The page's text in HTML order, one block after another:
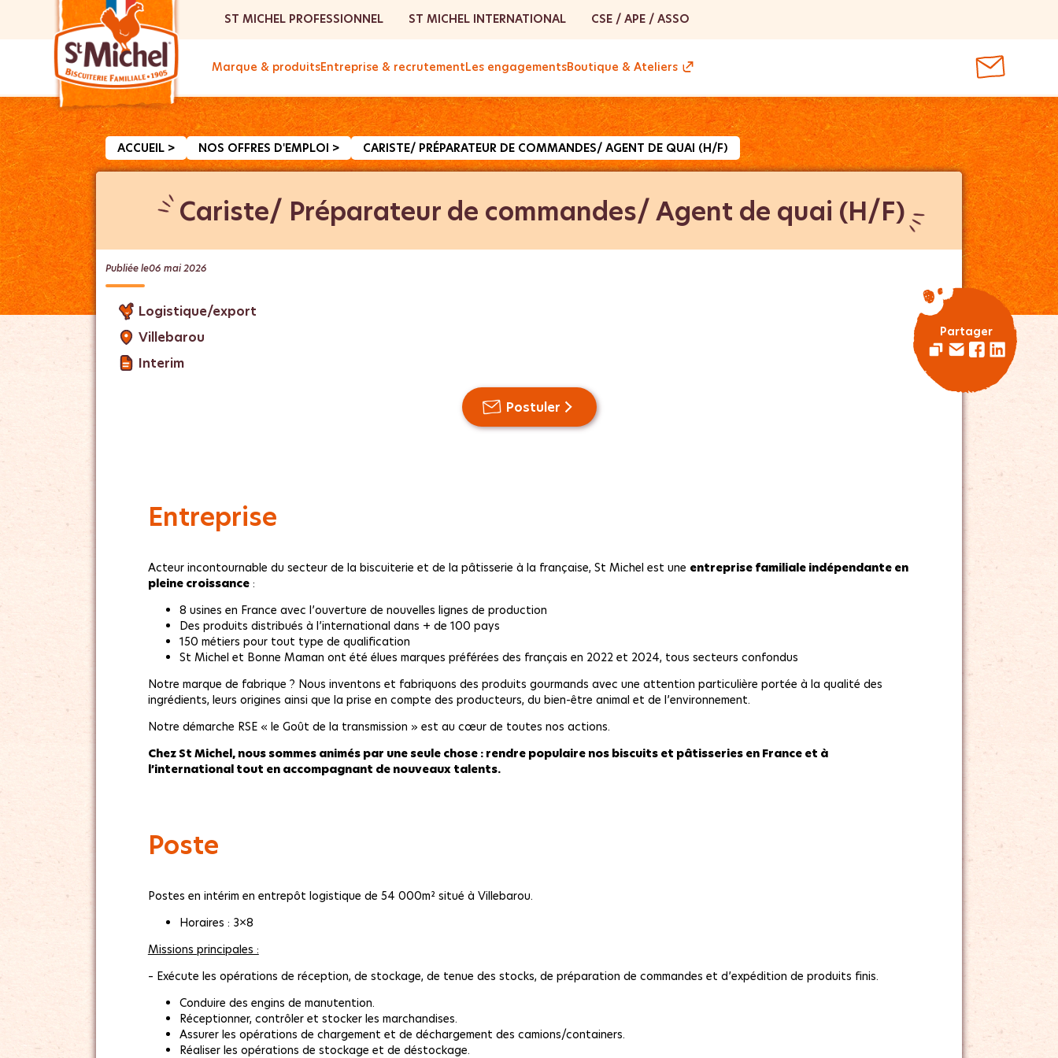
ST MICHEL PROFESSIONNEL ST MICHEL INTERNATIONAL CSE / APE / ASSO
Marque & produitsEntreprise & recrutementLes engagementsBoutique & Ateliers
ACCUEIL > NOS OFFRES D'EMPLOI > CARISTE/ PRÉPARATEUR DE COMMANDES/ AGENT DE QUAI (H/F)
Cariste/ Préparateur de commandes/ Agent de quai (H/F)
Publiée le06 mai 2026
Logistique/export
Villebarou
Interim
Partager
Postuler
Entreprise
Acteur incontournable du secteur de la biscuiterie et de la pâtisserie à la française, St Michel est une entreprise familiale indépendante en
pleine croissance:
8 usines en France avec l’ouverture de nouvelles lignes de production
Des produits distribués à l’international dans + de 100 pays
150 métiers pour tout type de qualification
St Michel et Bonne Maman ont été élues marques préférées des français en 2022 et 2024, tous secteurs confondus
Notre marque de fabrique ? Nous inventons et fabriquons des produits gourmands avec une attention particulière portée à la qualité des
ingrédients, leurs origines ainsi que la prise en compte des producteurs, du bien-être animal et de l’environnement.
Notre démarche RSE « le Goût de la transmission » est au cœur de toutes nos actions.
Chez St Michel, nous sommes animés par une seule chose : rendre populaire nos biscuits et pâtisseries en France et à
l’international tout en accompagnant de nouveaux talents.
Poste
Postes en intérim en entrepôt logistique de 54 000m² situé à Villebarou.
Horaires : 3×8
Missions principales :
– Exécute les opérations de réception, de stockage, de tenue des stocks, de préparation de commandes et d’expédition de produits finis.
Conduire des engins de manutention.
Réceptionner, contrôler et stocker les marchandises.
Assurer les opérations de chargement et de déchargement des camions/containers.
Réaliser les opérations de stockage et de déstockage.